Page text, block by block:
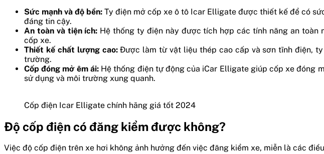
Sức mạnh và độ bền: Ty điện mở cốp xe ô tô Icar Elligate được thiết kế để có
đáng tin cậy.
An toàn và tiện ích: Hệ thống ty điện này được tích hợp các tính năng an
cốp xe.
Thiết kế chất lượng cao:Được làm từ vật liệu thép cao cấp và sơn tĩnh điện,
trường.
Cốp đóng mở êm ái:Hệ thống điện tự động của iCar Elligate giúp cốp xe đóng
sử dụng và môi trường xung quanh.
Cốp điện Icar Elligate chính hãng giá tốt 2024
Độ cốp điện có đăng kiểm được không?
Việc độ cốp điện trên xe hơi không ảnh hưởng đến việc đăng kiểm xe, miễn là các